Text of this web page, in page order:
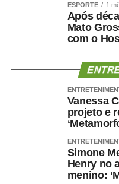
Riene Enfermeira
Vandinho Patriota
ESPORTE 1
Após
Mato
com o
Vanessa
projeto e
Simone
Henry no
menino: